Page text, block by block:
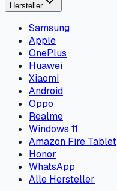
Hersteller
Samsung
Apple
OnePlus
Huawei
Xiaomi
Android
Oppo
Realme
Windows 11
Amazon Fire Tablet
Honor
WhatsApp
Alle Hersteller